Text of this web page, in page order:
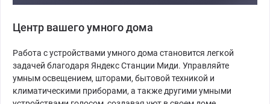
Центр вашего умного дома
Работа с устройствами умного дома становится легкой
задачей благодаря Яндекс Станции Миди. Управляйте
умным освещением, шторами, бытовой техникой и
климатическими приборами, а также другими умными